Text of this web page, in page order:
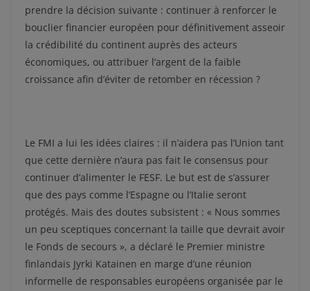
prendre la décision suivante : continuer à renforcer le
bouclier financier européen pour définitivement asseoir
la crédibilité du continent auprès des acteurs
économiques, ou attribuer l’argent de la faible
croissance afin d’éviter de retomber en récession ?
Le FMI a lui les idées claires : il n’aidera pas l’Union tant
que cette dernière n’aura pas fait le consensus pour
continuer d’alimenter le FESF. Le but est de s’assurer
que des pays comme l’Espagne ou l’Italie seront
protégés. Mais des doutes subsistent : « Nous sommes
un peu sceptiques concernant la taille que devrait avoir
le Fonds de secours », a déclaré le Premier ministre
finlandais Jyrki Katainen en marge d’une réunion
informelle de responsables européens organisée par le